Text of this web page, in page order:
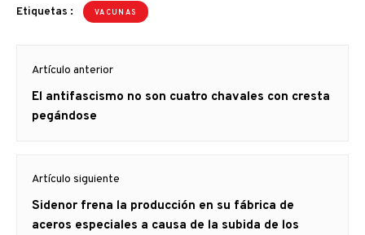
Etiquetas : VACUNAS
de
entradas
Artículo anterior
Artículo
anterior
El antifascismo no son cuatro chavales con cresta
pegándose
Artículo siguiente
Artículo
siguiente:
Sidenor frena la producción en su fábrica de
aceros especiales a causa de la subida de los